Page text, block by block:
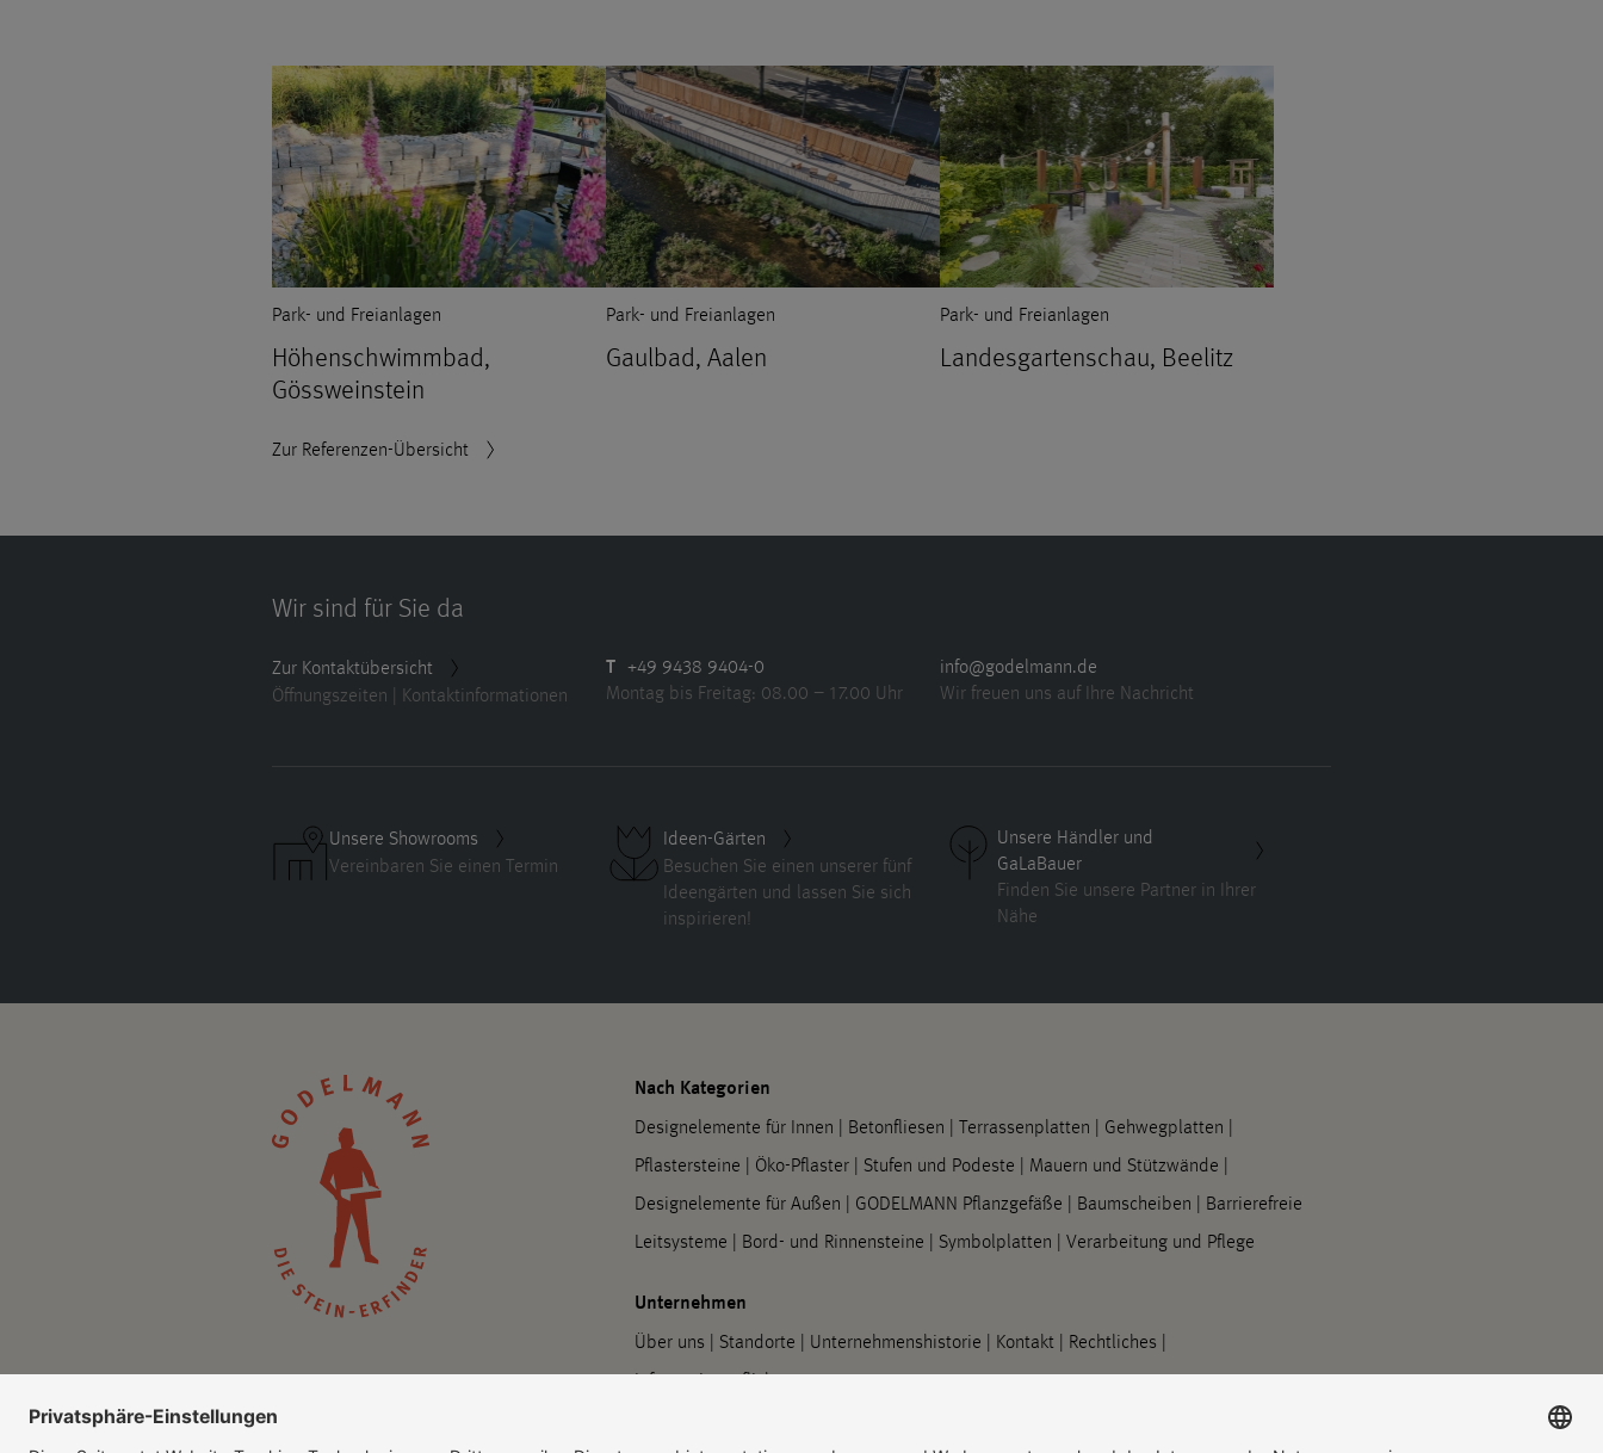
Park- und Freianlagen
Höhenschwimmbad,
Gössweinstein
Park- und Freianlagen
Gaulbad, Aalen
Park- und Freianlagen
Landesgartenschau, Beelitz
Zur Referenzen-Übersicht
Wir sind für Sie da
Zur Kontaktübersicht
Öffnungszeiten | Kontaktinformationen
T +49 9438 9404-0
Montag bis Freitag: 08.00 – 17.00 Uhr
info@godelmann.de
Wir freuen uns auf Ihre Nachricht
Unsere Showrooms
Vereinbaren Sie einen Termin
Ideen-Gärten
Besuchen Sie einen unserer fünf
Ideengärten und lassen Sie sich
inspirieren!
Unsere Händler und
GaLaBauer
Finden Sie unsere Partner in Ihrer
Nähe
Nach Kategorien
Designelemente für Innen Betonfliesen Terrassenplatten Gehwegplatten
Pflastersteine
Öko-Pflaster Stufen und Podeste Mauern und Stützwände
Designelemente für Außen
GODELMANN Pflanzgefäße Baumscheiben
Barrierefreie
Leitsysteme
Bord- und Rinnensteine Symbolplatten Verarbeitung und Pflege
Unternehmen
Über uns Standorte Unternehmenshistorie Kontakt Rechtliches
Informationspflichten